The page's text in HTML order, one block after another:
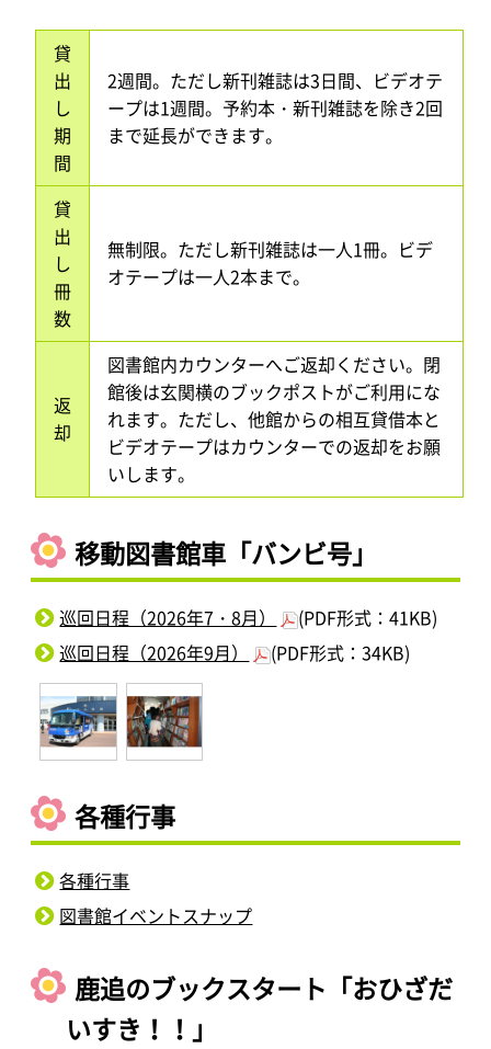
貸
出
し
期
間
2週間。ただし新刊雑誌は3日間、ビデオテ
ープは1週間。予約本・新刊雑誌を除き2回
まで延長ができます。
貸
出
し
冊
数
無制限。ただし新刊雑誌は一人1冊。ビデ
オテープは一人2本まで。
返
却
図書館内カウンターへご返却ください。閉
館後は玄関横のブックポストがご利用にな
れます。ただし、他館からの相互貸借本と
ビデオテープはカウンターでの返却をお願
いします。
移動図書館車「バンビ号」
巡回日程（2026年7・8月）
(PDF形式：41KB)
巡回日程（2026年9月）
(PDF形式：34KB)
各種行事
各種行事
図書館イベントスナップ
鹿追のブックスタート「おひざだ
いすき！！」